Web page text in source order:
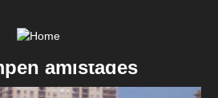
amistades